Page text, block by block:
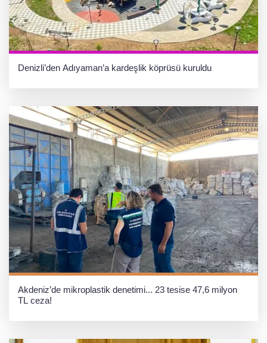
Denizli’den Adıyaman’a kardeşlik köprüsü kuruldu
Akdeniz’de mikroplastik denetimi... 23 tesise 47,6 milyon
TL ceza!